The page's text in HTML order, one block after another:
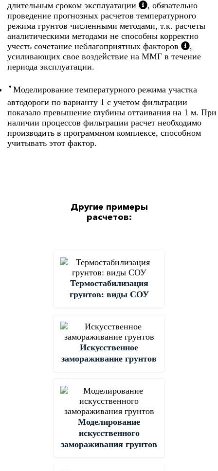
длительным сроком эксплуатации
, обязательно
проведение прогнозных расчетов температурного
режима грунтов численными методами, т.к. расчеты
аналитическими методами не способны корректно
учесть сочетание неблагоприятных факторов
,
усиливающих свое воздействие на ММГ в течение
периода эксплуатации.
Моделирование температурного режима участка
автодороги по варианту 1 с учетом фильтрации
показало превышение глубины оттаивания на 1 м. При
наличии процессов фильтрации расчет необходимо
производить в программном комплексе, способном
учитывать этот фактор.
Другие примеры
расчетов:
Термостабилизация
грунтов: виды СОУ
Искусственное
замораживание грунтов
Моделирование
искусственного
замораживания грунтов